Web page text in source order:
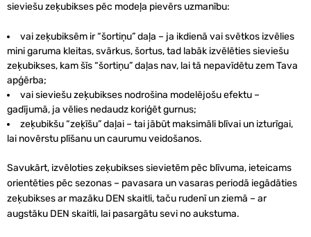
sieviešu zeķubikses pēc modeļa pievērs uzmanību:
vai zeķubiksēm ir “šortiņu” daļa – ja ikdienā vai svētkos izvēlies
mini garuma kleitas, svārkus, šortus, tad labāk izvēlēties sieviešu
zeķubikses, kam šīs “šortiņu” daļas nav, lai tā nepavīdētu zem Tava
apģērba;
vai sieviešu zeķubikses nodrošina modelējošu efektu –
gadījumā, ja vēlies nedaudz koriģēt gurnus;
zeķubikšu “zeķīšu” daļai – tai jābūt maksimāli blīvai un izturīgai,
lai novērstu plīšanu un caurumu veidošanos.
Savukārt, izvēloties zeķubikses sievietēm pēc blīvuma, ieteicams
orientēties pēc sezonas – pavasara un vasaras periodā iegādāties
zeķubikses ar mazāku DEN skaitli, taču rudenī un ziemā – ar
augstāku DEN skaitli, lai pasargātu sevi no aukstuma.